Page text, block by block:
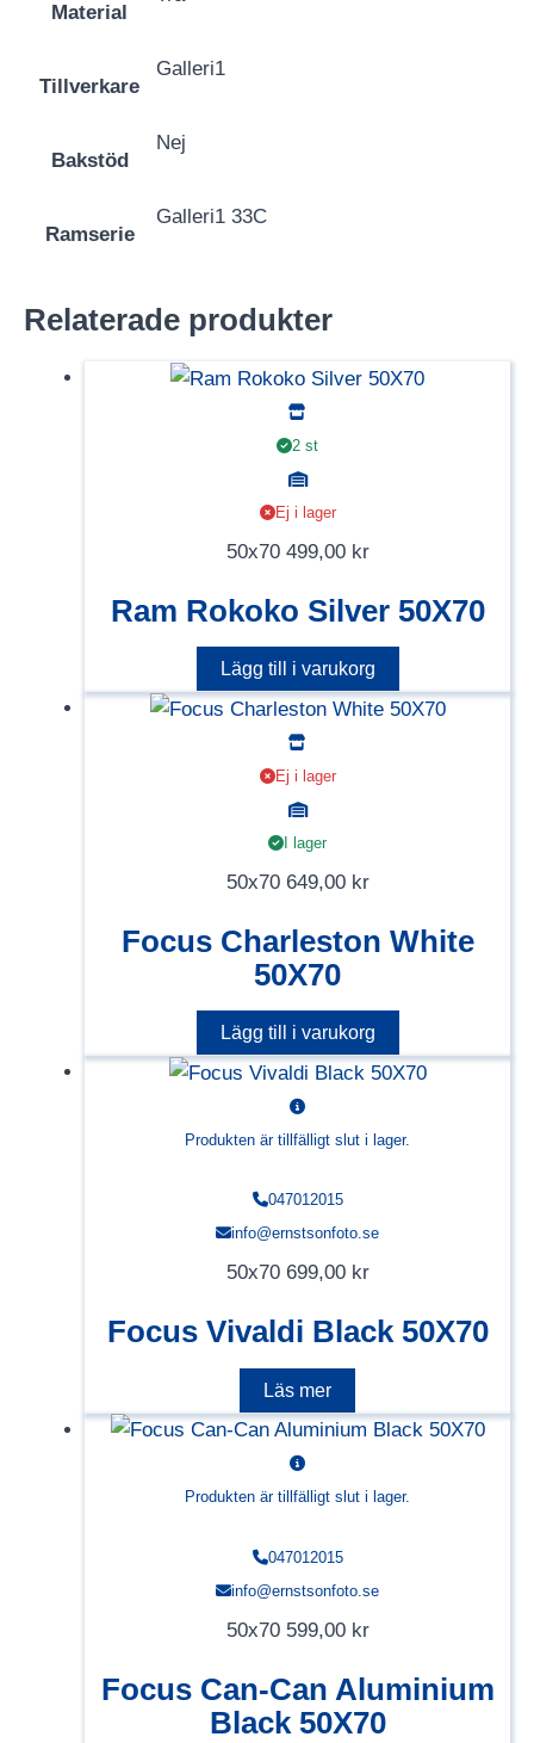
Material
Tillverkare
Galleri1
Bakstöd
Nej
Ramserie
Galleri1 33C
Relaterade produkter
2 st
Ej i lager
50x70 499,00 kr
Ram Rokoko Silver 50X70
Lägg till i varukorg
Ej i lager
I lager
50x70 649,00 kr
Focus Charleston White
50X70
Lägg till i varukorg
Produkten är tillfälligt slut i lager.
047012015
info@ernstsonfoto.se
50x70 699,00 kr
Focus Vivaldi Black 50X70
Läs mer
Produkten är tillfälligt slut i lager.
047012015
info@ernstsonfoto.se
50x70 599,00 kr
Focus Can-Can Aluminium
Black 50X70